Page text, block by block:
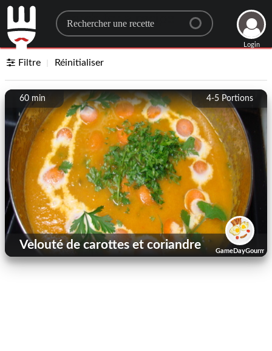
Search for a recipe
Login
Filtre Réinitialiser
4-5 Portions
60 min
GameDayGourmet
Velouté de carottes et coriandre